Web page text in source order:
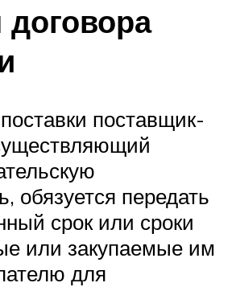
поставщик-
обязуется передать
срок или сроки
или закупаемые им
для